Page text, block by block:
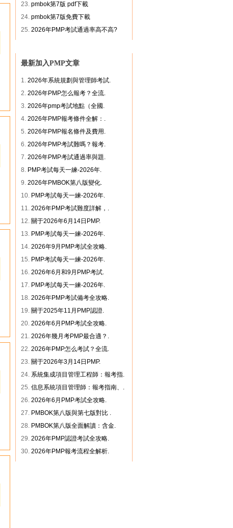
23. pmbok第7版 pdf下載
24. pmbok第7版免費下載
25. 2026年PMP考試通過率高不高?
最新加入PMP文章
1. 2026年系統規劃與管理師考試.
2. 2026年PMP怎么報考？全流.
3. 2026年pmp考試地點（全國.
4. 2026年PMP報考條件全解：.
5. 2026年PMP報名條件及費用.
6. 2026年PMP考試難嗎？報考.
7. 2026年PMP考試通過率與題.
8. PMP考試每天一練-2026年.
9. 2026年PMBOK第八版變化.
10. PMP考試每天一練-2026年.
11. 2026年PMP考試難度詳解，.
12. 關于2026年6月14日PMP.
13. PMP考試每天一練-2026年.
14. 2026年9月PMP考試全攻略.
15. PMP考試每天一練-2026年.
16. 2026年6月和9月PMP考試.
17. PMP考試每天一練-2026年.
18. 2026年PMP考試備考全攻略.
19. 關于2025年11月PMP認證.
20. 2026年6月PMP考試全攻略.
21. 2026年幾月考PMP最合適？.
22. 2026年PMP怎么考試？全流.
23. 關于2026年3月14日PMP.
24. 系統集成項目管理工程師：報考指.
25. 信息系統項目管理師：報考指南、.
26. 2026年6月PMP考試全攻略.
27. PMBOK第八版與第七版對比 .
28. PMBOK第八版全面解讀：含金.
29. 2026年PMP認證考試全攻略.
30. 2026年PMP報考流程全解析.